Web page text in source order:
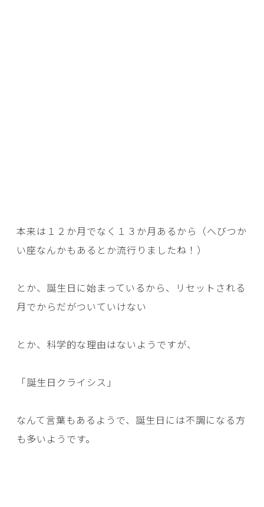
本来は１２か月でなく１３か月あるから（へびつか
い座なんかもあるとか流行りましたね！）
とか、誕生日に始まっているから、リセットされる
月でからだがついていけない
とか、科学的な理由はないようですが、
「誕生日クライシス」
なんて言葉もあるようで、誕生日には不調になる方
も多いようです。